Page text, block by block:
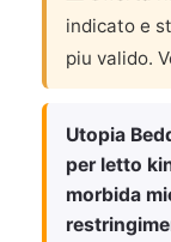
indicato e
piu valido.
Utopia
per letto
morbida